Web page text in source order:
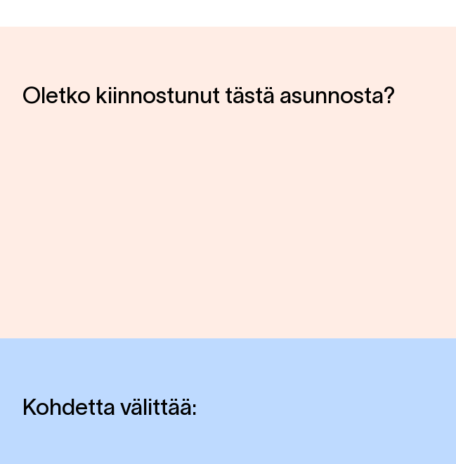
Oletko kiinnostunut tästä asunnosta?
Kohdetta välittää: